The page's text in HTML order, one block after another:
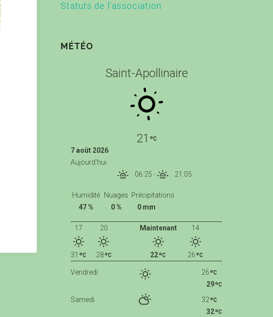
Statuts de l’association
MÉTÉO
Saint-Apollinaire
21
7 août 2026
Aujourd'hui
06:25 - 21:05
Humidité
47 %
Nuages
0 %
Précipitations
0 mm
Maintenant
22
14
26
17
31
20
28
Vendredi
26
29
Samedi
32
32